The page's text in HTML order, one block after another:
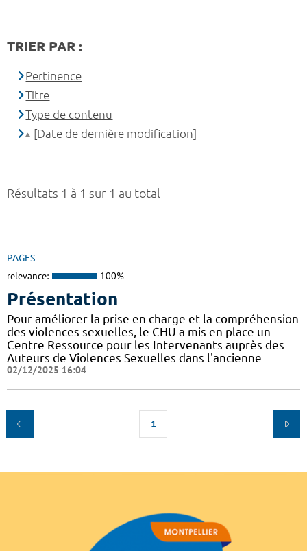
Résultats 1 à 1 sur 1 au total
PAGES
relevance: 100%
Présentation
Pour améliorer la prise en charge et la compréhension
des violences sexuelles, le CHU a mis en place un
Centre Ressource pour les Intervenants auprès des
Auteurs de Violences Sexuelles dans l'ancienne
02/12/2025 16:04
1
TRIER PAR :
Pertinence
Titre
Type de contenu
[Date de dernière modification]